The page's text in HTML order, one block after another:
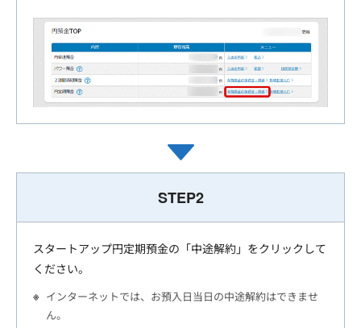
STEP2
スタートアップ円定期預金の「中途解約」をクリックして
ください。
インターネットでは、お預入日当日の中途解約はできませ
ん。